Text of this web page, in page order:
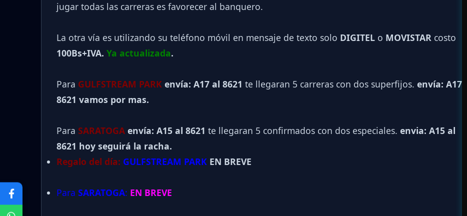
jugar todas las carreras es favorecer al banquero.
La otra vía es utilizando su teléfono móvil en mensaje de texto solo DIGITEL o MOVISTAR costo
100Bs+IVA. Ya actualizada.
Para GULFSTREAM PARK envía: A17 al 8621 te llegaran 5 carreras con dos superfijos. envía: A17 al
8621 vamos por mas.
Para SARATOGA envía: A15 al 8621 te llegaran 5 confirmados con dos especiales. envia: A15 al
8621 hoy seguirá la racha.
Regalo del día: GULFSTREAM PARK EN BREVE
Para SARATOGA: EN BREVE